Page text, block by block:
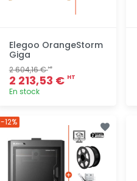
Elegoo OrangeStorm
Giga
2 604,16 €HT
2 213,53 € HT
En stock
rapide
-12%